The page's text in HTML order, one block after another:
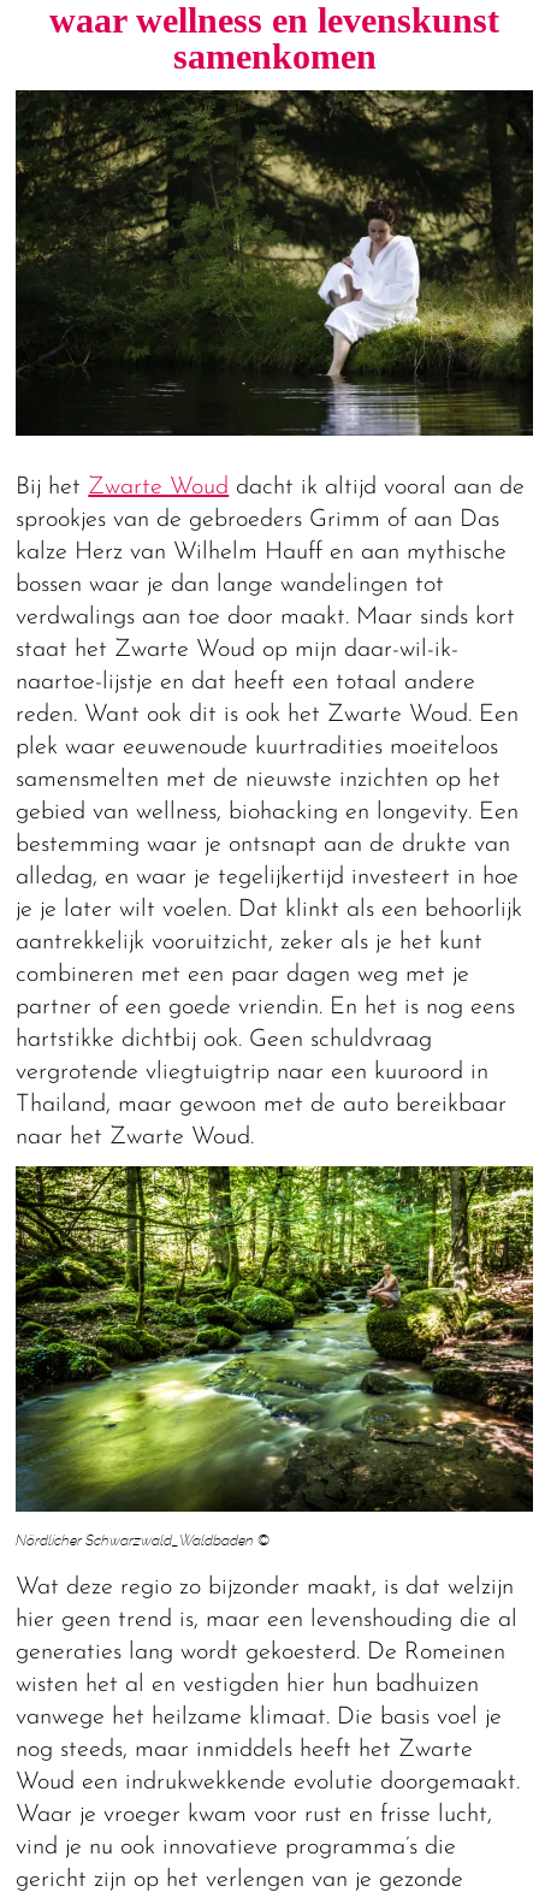
waar wellness en levenskunst
samenkomen
Bij het Zwarte Woud dacht ik altijd vooral aan de
sprookjes van de gebroeders Grimm of aan Das
kalze Herz van Wilhelm Hauff en aan mythische
bossen waar je dan lange wandelingen tot
verdwalings aan toe door maakt. Maar sinds kort
staat het Zwarte Woud op mijn daar-wil-ik-
naartoe-lijstje en dat heeft een totaal andere
reden. Want ook dit is ook het Zwarte Woud. Een
plek waar eeuwenoude kuurtradities moeiteloos
samensmelten met de nieuwste inzichten op het
gebied van wellness, biohacking en longevity. Een
bestemming waar je ontsnapt aan de drukte van
alledag, en waar je tegelijkertijd investeert in hoe
je je later wilt voelen. Dat klinkt als een behoorlijk
aantrekkelijk vooruitzicht, zeker als je het kunt
combineren met een paar dagen weg met je
partner of een goede vriendin. En het is nog eens
hartstikke dichtbij ook. Geen schuldvraag
vergrotende vliegtuigtrip naar een kuuroord in
Thailand, maar gewoon met de auto bereikbaar
naar het Zwarte Woud.
Nördlicher Schwarzwald_Waldbaden ©
Wat deze regio zo bijzonder maakt, is dat welzijn
hier geen trend is, maar een levenshouding die al
generaties lang wordt gekoesterd. De Romeinen
wisten het al en vestigden hier hun badhuizen
vanwege het heilzame klimaat. Die basis voel je
nog steeds, maar inmiddels heeft het Zwarte
Woud een indrukwekkende evolutie doorgemaakt.
Waar je vroeger kwam voor rust en frisse lucht,
vind je nu ook innovatieve programma’s die
gericht zijn op het verlengen van je gezonde